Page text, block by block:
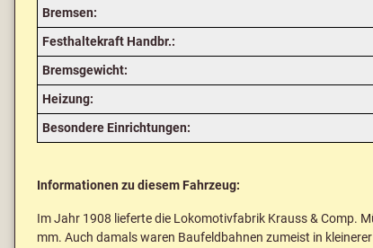
Bremsen:
Festhaltekraft Handbr.:
Bremsgewicht:
Heizung:
Besondere Einrichtungen:
Informationen zu diesem Fahrzeug:
Im Jahr 1908 lieferte die Lokomotivfabrik Krauss & Comp.
mm. Auch damals waren Baufeldbahnen zumeist in